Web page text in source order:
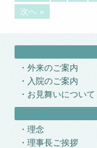
次へ »
外来のご案内
入院のご案内
お見舞いについて
理念
理事長ご挨拶